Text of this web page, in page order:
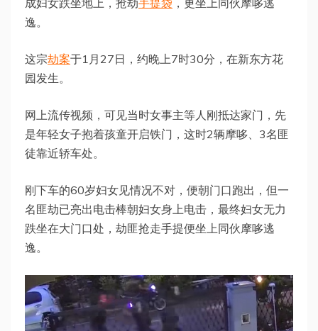
成妇女跌坐地上，抢劫手提袋 ，更坐上同伙摩哆逃
逸。
这宗劫案于1月27日，约晚上7时30分，在新东方花
园发生。
网上流传视频，可见当时女事主等人刚抵达家门，先
是年轻女子抱着孩童开启铁门，这时2辆摩哆、3名匪
徒靠近轿车处。
刚下车的60岁妇女见情况不对，便朝门口跑出，但一
名匪劫已亮出电击棒朝妇女身上电击，最终妇女无力
跌坐在大门口处，劫匪抢走手提便坐上同伙摩哆逃
逸。